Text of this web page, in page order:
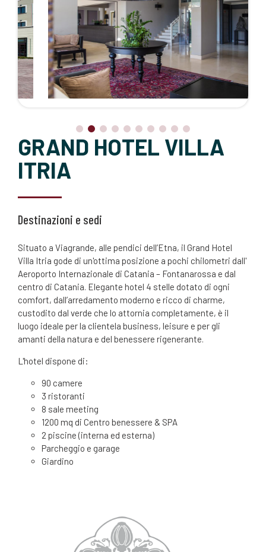
GRAND HOTEL VILLA
ITRIA
Destinazioni e sedi
Situato a Viagrande, alle pendici dell’Etna, il Grand Hotel
Villa Itria gode di un'ottima posizione a pochi chilometri dall'
Aeroporto Internazionale di Catania – Fontanarossa e dal
centro di Catania. Elegante hotel 4 stelle dotato di ogni
comfort, dall’arredamento moderno e ricco di charme,
custodito dal verde che lo attornia completamente, è il
luogo ideale per la clientela business, leisure e per gli
amanti della natura e del benessere rigenerante.
L'hotel dispone di:
90 camere
3 ristoranti
8 sale meeting
1200 mq di Centro benessere & SPA
2 piscine (interna ed esterna)
Parcheggio e garage
Giardino